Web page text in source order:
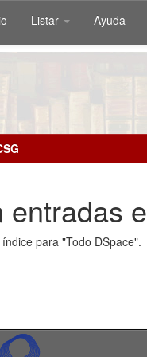
Listar Ayuda
entradas
para "Todo DSpace".